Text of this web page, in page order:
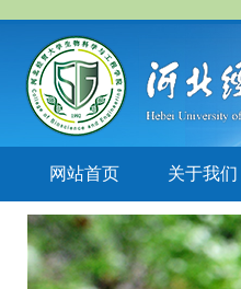
网站首页 关于我们